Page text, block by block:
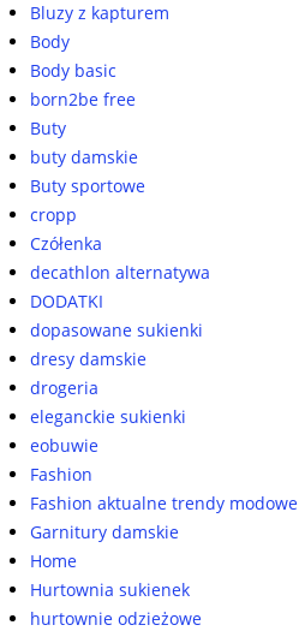
Bluzy z kapturem
Body
Body basic
born2be free
Buty
buty damskie
Buty sportowe
cropp
Czółenka
decathlon alternatywa
DODATKI
dopasowane sukienki
dresy damskie
drogeria
eleganckie sukienki
eobuwie
Fashion
Fashion aktualne trendy modowe
Garnitury damskie
Home
Hurtownia sukienek
hurtownie odzieżowe